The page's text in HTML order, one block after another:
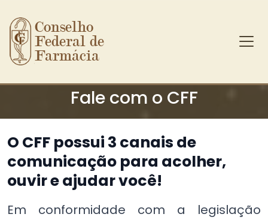
Ir para o conteúdo principal
Conselho
Federal de
Farmácia
Fale com o CFF
O CFF possui 3 canais de
comunicação para acolher,
ouvir e ajudar você!
Em conformidade com a legislação